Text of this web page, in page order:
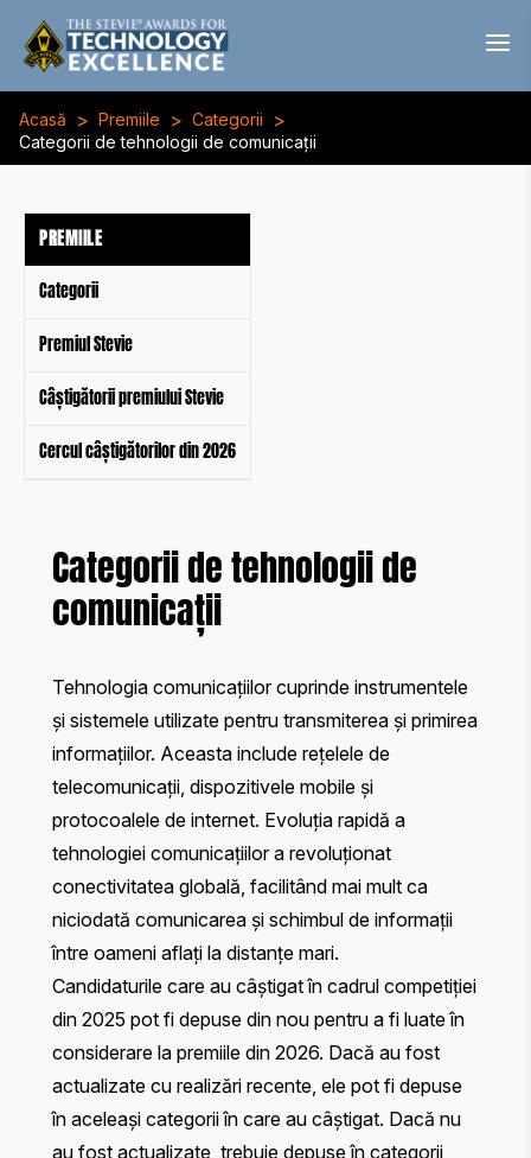
Acasă > Premiile > Categorii >
Categorii de tehnologii de comunicații
PREMIILE
Categorii
Premiul Stevie
Câștigătorii premiului Stevie
Cercul câștigătorilor din 2026
Categorii de tehnologii de
comunicații
Tehnologia comunicațiilor cuprinde instrumentele
și sistemele utilizate pentru transmiterea și primirea
informațiilor. Aceasta include rețelele de
telecomunicații, dispozitivele mobile și
protocoalele de internet. Evoluția rapidă a
tehnologiei comunicațiilor a revoluționat
conectivitatea globală, facilitând mai mult ca
niciodată comunicarea și schimbul de informații
între oameni aflați la distanțe mari.
Candidaturile care au câștigat în cadrul competiției
din 2025 pot fi depuse din nou pentru a fi luate în
considerare la premiile din 2026. Dacă au fost
actualizate cu realizări recente, ele pot fi depuse
în aceleași categorii în care au câștigat. Dacă nu
au fost actualizate, trebuie depuse în categorii